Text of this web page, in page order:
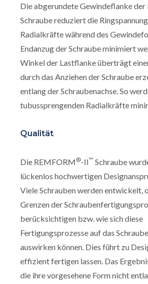
Die abgerundete Gewindeflanke
Schraube reduziert die
Radialkräfte während des
Endanzug der Schraube minimiert
Winkel der Lastflanke überträgt
durch das Anziehen der Schraube
entlang der Schraubenachse. So
tubussprengenden Radialkräfte
Qualität
Die REMFORM®-II™ Schraube
lückenlos hochwertigen
Viele Schrauben werden entwickelt,
Grenzen der
berücksichtigen bzw. wie sich diese
Fertigungsprozesse auf das
auswirken können. Dies führt zu
effizient fertigen lassen. Das
die ihre vorgesehene Form nicht